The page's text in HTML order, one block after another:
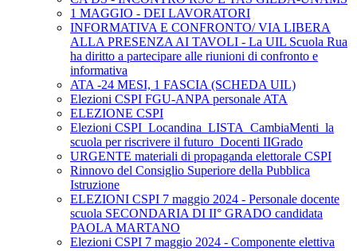
1 MAGGIO - DEI LAVORATORI
INFORMATIVA E CONFRONTO/ VIA LIBERA
ALLA PRESENZA AI TAVOLI - La UIL Scuola Rua
ha diritto a partecipare alle riunioni di confronto e
informativa
ATA -24 MESI, 1 FASCIA (SCHEDA UIL)
Elezioni CSPI FGU-ANPA personale ATA
ELEZIONE CSPI
Elezioni CSPI_Locandina_LISTA_CambiaMenti_la
scuola per riscrivere il futuro_Docenti IIGrado
URGENTE materiali di propaganda elettorale CSPI
Rinnovo del Consiglio Superiore della Pubblica
Istruzione
ELEZIONI CSPI 7 maggio 2024 - Personale docente
scuola SECONDARIA DI II° GRADO candidata
PAOLA MARTANO
Elezioni CSPI 7 maggio 2024 - Componente elettiva